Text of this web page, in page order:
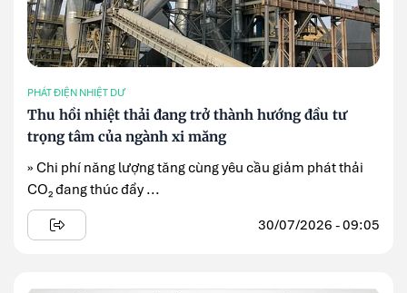
PHÁT ĐIỆN NHIỆT DƯ
Thu hồi nhiệt thải đang trở thành hướng đầu tư
trọng tâm của ngành xi măng
» Chi phí năng lượng tăng cùng yêu cầu giảm phát thải
CO₂ đang thúc đẩy ...
30/07/2026 - 09:05